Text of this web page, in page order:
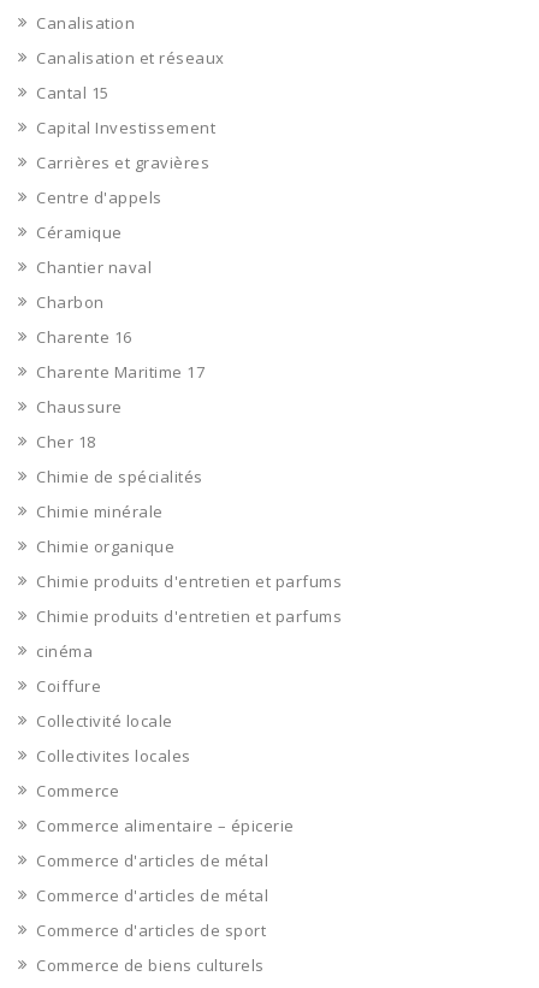
Canalisation
Canalisation et réseaux
Cantal 15
Capital Investissement
Carrières et gravières
Centre d'appels
Céramique
Chantier naval
Charbon
Charente 16
Charente Maritime 17
Chaussure
Cher 18
Chimie de spécialités
Chimie minérale
Chimie organique
Chimie produits d'entretien et parfums
Chimie produits d'entretien et parfums
cinéma
Coiffure
Collectivité locale
Collectivites locales
Commerce
Commerce alimentaire – épicerie
Commerce d'articles de métal
Commerce d'articles de métal
Commerce d'articles de sport
Commerce de biens culturels